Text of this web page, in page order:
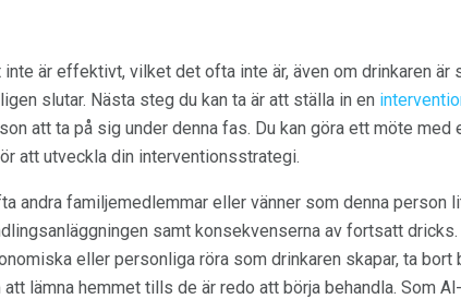
är effektivt, vilket det ofta inte är, även om drinkaren är
slutar. Nästa steg du kan ta är att ställa in en
att ta på sig under denna fas. Du kan göra ett möte med
att utveckla din interventionsstrategi.
andra familjemedlemmar eller vänner som denna person
samt konsekvenserna av fortsatt
eller personliga röra som drinkaren skapar, ta
lämna hemmet tills de är redo att börja behandla. Som